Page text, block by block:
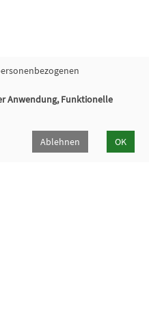
Anwendung, Funktionelle
Ablehnen OK